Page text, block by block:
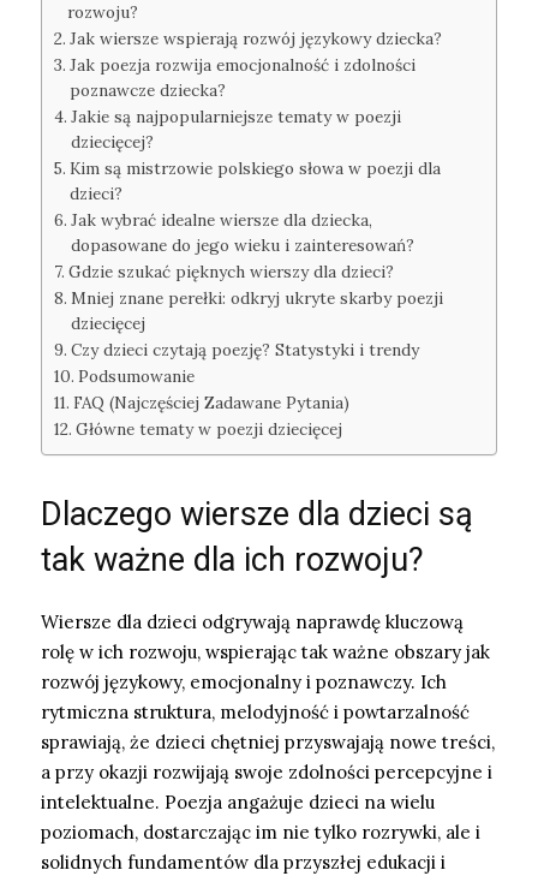
rozwoju?
Jak wiersze wspierają rozwój językowy dziecka?
Jak poezja rozwija emocjonalność i zdolności
poznawcze dziecka?
Jakie są najpopularniejsze tematy w poezji
dziecięcej?
Kim są mistrzowie polskiego słowa w poezji dla
dzieci?
Jak wybrać idealne wiersze dla dziecka,
dopasowane do jego wieku i zainteresowań?
Gdzie szukać pięknych wierszy dla dzieci?
Mniej znane perełki: odkryj ukryte skarby poezji
dziecięcej
Czy dzieci czytają poezję? Statystyki i trendy
Podsumowanie
FAQ (Najczęściej Zadawane Pytania)
Główne tematy w poezji dziecięcej
Dlaczego wiersze dla dzieci są
tak ważne dla ich rozwoju?
Wiersze dla dzieci odgrywają naprawdę kluczową
rolę w ich rozwoju, wspierając tak ważne obszary jak
rozwój językowy, emocjonalny i poznawczy. Ich
rytmiczna struktura, melodyjność i powtarzalność
sprawiają, że dzieci chętniej przyswajają nowe treści,
a przy okazji rozwijają swoje zdolności percepcyjne i
intelektualne. Poezja angażuje dzieci na wielu
poziomach, dostarczając im nie tylko rozrywki, ale i
solidnych fundamentów dla przyszłej edukacji i